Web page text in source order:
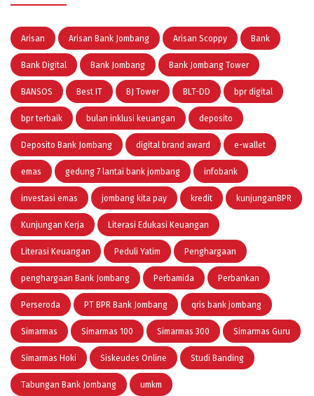
Arisan Arisan Bank Jombang Arisan Scoppy Bank
Bank Digital Bank Jombang Bank Jombang Tower
BANSOS Best IT BJ Tower BLT-DD bpr digital
bpr terbaik bulan inklusi keuangan deposito
Deposito Bank Jombang digital brand award e-wallet
emas gedung 7 lantai bank jombang infobank
investasi emas jombang kita pay kredit kunjunganBPR
Kunjungan Kerja Literasi Edukasi Keuangan
Literasi Keuangan Peduli Yatim Penghargaan
penghargaan Bank Jombang Perbamida Perbankan
Perseroda PT BPR Bank Jombang qris bank jombang
Simarmas Simarmas 100 Simarmas 300 Simarmas Guru
Simarmas Hoki Siskeudes Online Studi Banding
Tabungan Bank Jombang umkm